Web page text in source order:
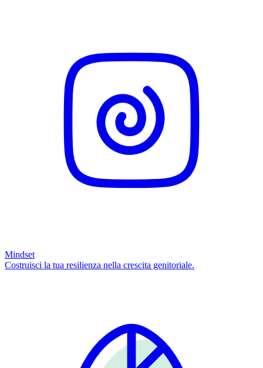
Mindset
Costruisci la tua resilienza nella crescita genitoriale.